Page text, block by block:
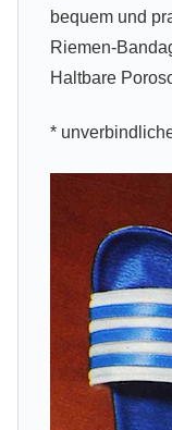
bequem und
Riemen-
Haltbare
*